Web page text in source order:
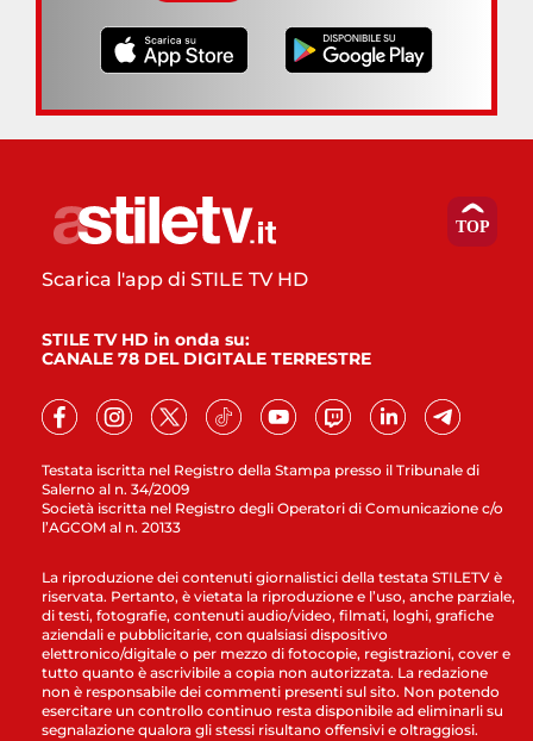
Testata iscritta nel Registro della Stampa presso il Tribunale di
Salerno al n. 34/2009
Società iscritta nel Registro degli Operatori di Comunicazione c/o
l’AGCOM al n. 20133
Scarica l'app di STILE TV HD
STILE TV HD in onda su:
CANALE 78 DEL DIGITALE TERRESTRE
La riproduzione dei contenuti giornalistici della testata STILETV è
riservata. Pertanto, è vietata la riproduzione e l’uso, anche parziale,
di testi, fotografie, contenuti audio/video, filmati, loghi, grafiche
aziendali e pubblicitarie, con qualsiasi dispositivo
elettronico/digitale o per mezzo di fotocopie, registrazioni, cover e
tutto quanto è ascrivibile a copia non autorizzata. La redazione
non è responsabile dei commenti presenti sul sito. Non potendo
esercitare un controllo continuo resta disponibile ad eliminarli su
segnalazione qualora gli stessi risultano offensivi e oltraggiosi.